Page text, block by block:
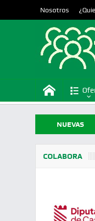
Nosotros
NUEVAS
OFERTAS
Generalitat Valenciana
COLABORA